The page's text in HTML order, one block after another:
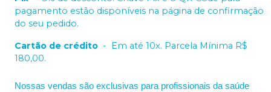
pagamento estão disponíveis na página de confirmação
do seu pedido.
Cartão de crédito -
Em até 10x. Parcela Mínima R$
180,00.
Nossas vendas são exclusivas para profissionais da saúde